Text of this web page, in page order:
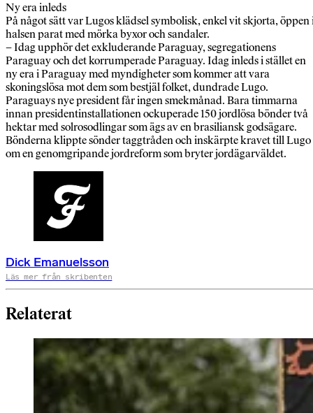
Ny era inleds
På något sätt var Lugos klädsel symbolisk, enkel vit skjorta, öppen
halsen parat med mörka byxor och sandaler.
– Idag upphör det exkluderande Paraguay, segregationens
Paraguay och det korrumperade Paraguay. Idag inleds i stället en
ny era i Paraguay med myndigheter som kommer att vara
skoningslösa mot dem som bestjäl folket, dundrade Lugo.
Paraguays nye president får ingen smekmånad. Bara timmarna
innan presidentinstallationen ockuperade 150 jordlösa bönder två
hektar med solrosodlingar som ägs av en brasiliansk godsägare.
Bönderna klippte sönder taggtråden och inskärpte kravet till Lugo
om en genomgripande jordreform som bryter jordägarväldet.
Dick Emanuelsson
Läs mer från skribenten
Relaterat